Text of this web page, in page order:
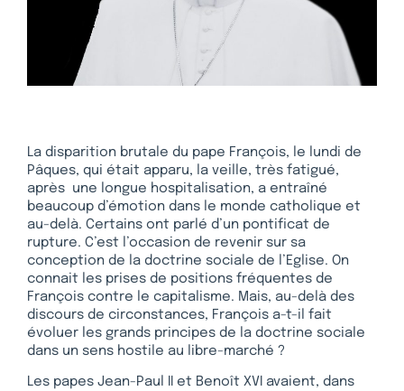
La disparition brutale du pape François, le lundi de
Pâques, qui était apparu, la veille, très fatigué,
après une longue hospitalisation, a entraîné
beaucoup d’émotion dans le monde catholique et
au-delà. Certains ont parlé d’un pontificat de
rupture. C’est l’occasion de revenir sur sa
conception de la doctrine sociale de l’Eglise. On
connait les prises de positions fréquentes de
François contre le capitalisme. Mais, au-delà des
discours de circonstances, François a-t-il fait
évoluer les grands principes de la doctrine sociale
dans un sens hostile au libre-marché ?
Les papes Jean-Paul II et Benoît XVI avaient, dans